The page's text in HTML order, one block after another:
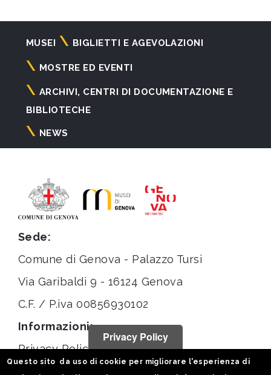
Navigazione
principale
MUSEI BIGLIETTI E AGEVOLAZIONI
MOSTRE ED EVENTI
ARCHIVI, CENTRI DI DOCUMENTAZIONE E
BIBLIOTECHE
NEWS
Sede:
Comune di Genova - Palazzo Tursi
Via Garibaldi 9 - 16124 Genova
C.F. / P.iva 00856930102
Informazioni:
Privacy Policy
Privacy Policy
Questo sito da uso di cookie per migliorare l'esperienza di